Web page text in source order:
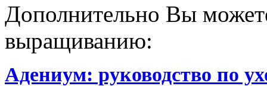
Дополнительно Вы
выращиванию:
Адениум: руководство по